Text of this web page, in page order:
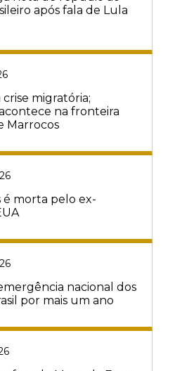
após fala de Lula
migratória;
na fronteira
Marrocos
é morta pelo ex-
nacional dos
por mais um ano